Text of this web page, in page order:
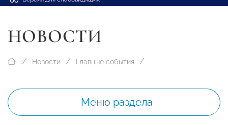
НОВОСТИ
Новости Главные события
Меню раздела